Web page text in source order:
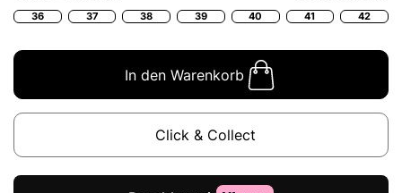
36 37 38 39 40 41 42
In den Warenkorb
Click & Collect